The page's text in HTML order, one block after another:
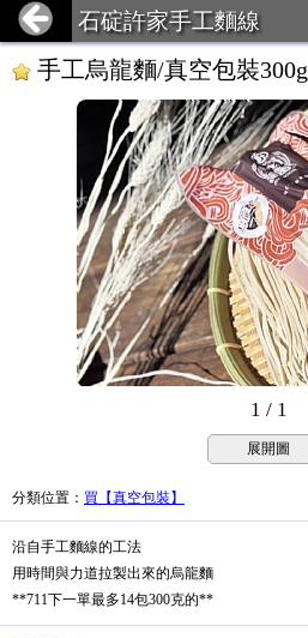
石碇許家手工麵線
手工烏龍麵/真空包裝300g
1 / 1
展開圖
分類位置 ： 買【真空包裝】
沿自手工麵線的工法
用時間與力道拉製出來的烏龍麵
**711下一單最多14包300克的**